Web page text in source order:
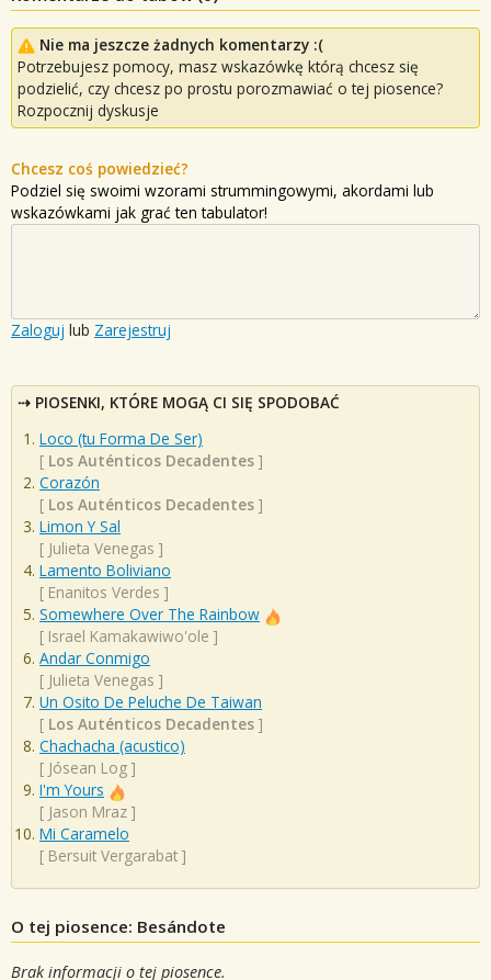
Nie ma jeszcze żadnych komentarzy :(
Potrzebujesz pomocy, masz wskazówkę którą chcesz się
podzielić, czy chcesz po prostu porozmawiać o tej piosence?
Rozpocznij dyskusje
Chcesz coś powiedzieć?
Podziel się swoimi wzorami strummingowymi, akordami lub
wskazówkami jak grać ten tabulator!
Zaloguj lub Zarejestruj
PIOSENKI, KTÓRE MOGĄ CI SIĘ SPODOBAĆ
Loco (tu Forma De Ser)
[ Los Auténticos Decadentes ]
Corazón
[ Los Auténticos Decadentes ]
Limon Y Sal
[ Julieta Venegas ]
Lamento Boliviano
[ Enanitos Verdes ]
Somewhere Over The Rainbow
[ Israel Kamakawiwo'ole ]
Andar Conmigo
[ Julieta Venegas ]
Un Osito De Peluche De Taiwan
[ Los Auténticos Decadentes ]
Chachacha (acustico)
[ Jósean Log ]
I'm Yours
[ Jason Mraz ]
Mi Caramelo
[ Bersuit Vergarabat ]
O tej piosence: Besándote
Brak informacji o tej piosence.